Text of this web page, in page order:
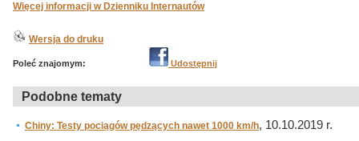
Więcej informacji w Dzienniku Internautów
Wersja do druku
Poleć znajomym: Udostępnij
Podobne tematy
Chiny: Testy pociągów pędzących nawet 1000 km/h, 10.10.2019 r.